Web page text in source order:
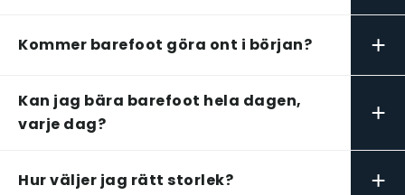
Kommer barefoot göra ont i början? +
Kan jag bära barefoot hela dagen,
varje dag?
+
Hur väljer jag rätt storlek? +